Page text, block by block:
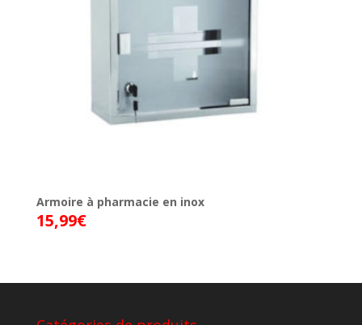
Armoire à pharmacie en inox
15,99€